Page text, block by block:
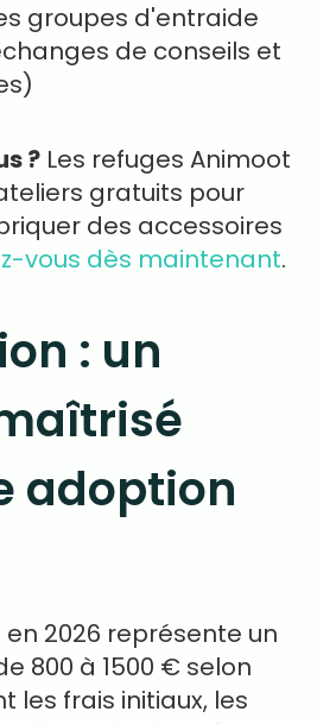
groupes d'entraide
de conseils et
? Les refuges Animoot
gratuits pour
des accessoires
vous dès maintenant.
: un
adoption
2026 représente un
800 à 1500 € selon
les frais initiaux, les